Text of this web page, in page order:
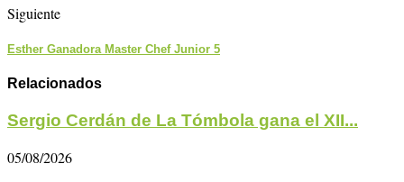
Siguiente
Esther Ganadora Master Chef Junior 5
Relacionados
Sergio Cerdán de La Tómbola gana el XII...
05/08/2026